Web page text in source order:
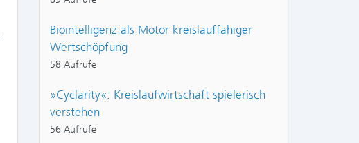
Biointelligenz als Motor kreislauffähiger
Wertschöpfung
58 Aufrufe
»Cyclarity«: Kreislaufwirtschaft spielerisch
verstehen
56 Aufrufe